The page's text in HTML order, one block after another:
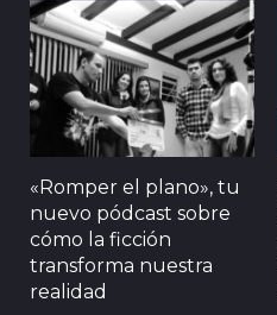
«Romper el plano», tu
nuevo pódcast sobre
cómo la ficción
transforma nuestra
realidad